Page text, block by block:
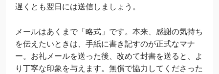
遅くとも翌日には送信しましょう。
メールはあくまで「略式」です。本来、感謝の気持ち
を伝えたいときは、手紙に書き記すのが正式なマナ
ー。お礼メールを送った後、改めて封書を送ると、よ
り丁寧な印象を与えます。無償で協力してくださった